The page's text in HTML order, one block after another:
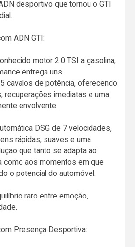
desportivo que tornou o GTI
ADN GTI:
motor 2.0 TSI a gasolina,
entrega uns
cavalos de potência, oferecendo
recuperações imediatas e uma
envolvente.
DSG de 7 velocidades,
rápidas, suaves e uma
que tanto se adapta ao
como aos momentos em que
o potencial do automóvel.
raro entre emoção,
Presença Desportiva: